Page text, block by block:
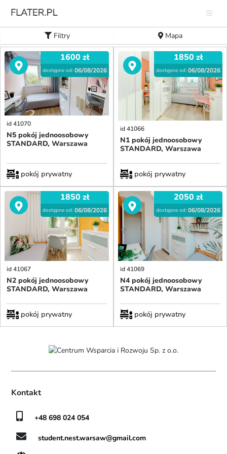
Filtry Mapa
1600 zł
dostępne od: 06/08/2026
id 41070
N5 pokój jednoosobowy
STANDARD, Warszawa
pokój prywatny
1850 zł
dostępne od: 06/08/2026
id 41066
N1 pokój jednoosobowy
STANDARD, Warszawa
pokój prywatny
1850 zł
dostępne od: 06/08/2026
id 41067
N2 pokój jednoosobowy
STANDARD, Warszawa
pokój prywatny
2050 zł
dostępne od: 06/08/2026
id 41069
N4 pokój jednoosobowy
STANDARD, Warszawa
pokój prywatny
Kontakt
+48 698 024 054
student.nest.warsaw@gmail.com